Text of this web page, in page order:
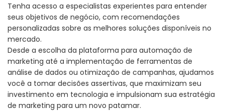
Tenha acesso a especialistas experientes para entender
seus objetivos de negócio, com recomendações
personalizadas sobre as melhores soluções disponíveis no
mercado.
Desde a escolha da plataforma para automação de
marketing até a implementação de ferramentas de
análise de dados ou otimização de campanhas, ajudamos
você a tomar decisões assertivas, que maximizam seu
investimento em tecnologia e impulsionam sua estratégia
de marketing para um novo patamar.